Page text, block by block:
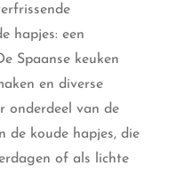
hapjes: een
Spaanse keuken
en diverse
onderdeel van de
de koude hapjes, die
of als lichte